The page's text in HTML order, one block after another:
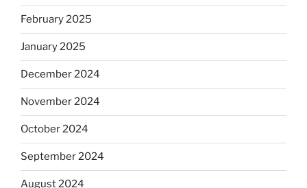
February 2025
January 2025
December 2024
November 2024
October 2024
September 2024
August 2024